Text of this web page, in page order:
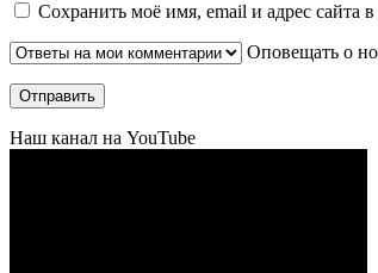
Сохранить моё имя, email и адрес сайта
Оповещать о
Наш канал на YouTube